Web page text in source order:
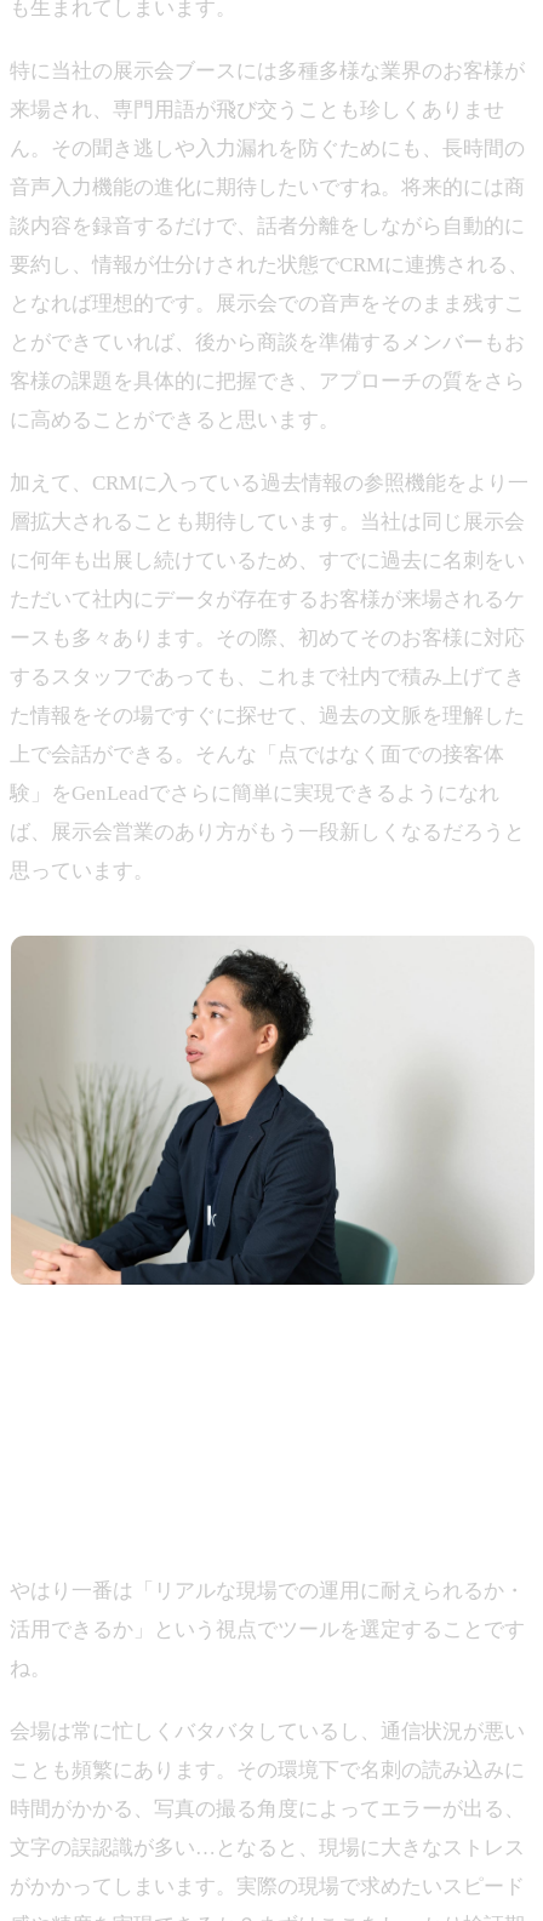
も生まれてしまいます。
特に当社の展示会ブースには多種多様な業界のお客様が
来場され、専門用語が飛び交うことも珍しくありませ
ん。その聞き逃しや入力漏れを防ぐためにも、長時間の
音声入力機能の進化に期待したいですね。将来的には商
談内容を録音するだけで、話者分離をしながら自動的に
要約し、情報が仕分けされた状態でCRMに連携される、
となれば理想的です。展示会での音声をそのまま残すこ
とができていれば、後から商談を準備するメンバーもお
客様の課題を具体的に把握でき、アプローチの質をさら
に高めることができると思います。
加えて、CRMに入っている過去情報の参照機能をより一
層拡大されることも期待しています。当社は同じ展示会
に何年も出展し続けているため、すでに過去に名刺をい
ただいて社内にデータが存在するお客様が来場されるケ
ースも多々あります。その際、初めてそのお客様に対応
するスタッフであっても、これまで社内で積み上げてき
た情報をその場ですぐに探せて、過去の文脈を理解した
上で会話ができる。そんな「点ではなく面での接客体
験」をGenLeadでさらに簡単に実現できるようになれ
ば、展示会営業のあり方がもう一段新しくなるだろうと
思っています。
やはり一番は「リアルな現場での運用に耐えられるか・
活用できるか」という視点でツールを選定することです
ね。
会場は常に忙しくバタバタしているし、通信状況が悪い
ことも頻繁にあります。その環境下で名刺の読み込みに
時間がかかる、写真の撮る角度によってエラーが出る、
文字の誤認識が多い…となると、現場に大きなストレス
がかかってしまいます。実際の現場で求めたいスピード